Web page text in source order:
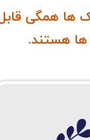
ها همگی
هستند.